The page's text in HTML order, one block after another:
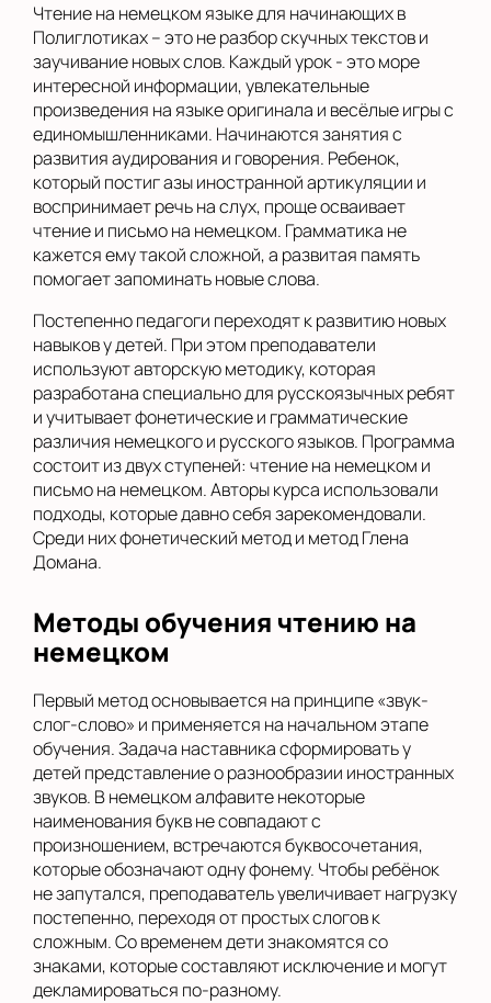
Чтение на немецком языке для начинающих в
Полиглотиках – это не разбор скучных текстов и
заучивание новых слов. Каждый урок - это море
интересной информации, увлекательные
произведения на языке оригинала и весёлые игры с
единомышленниками. Начинаются занятия с
развития аудирования и говорения. Ребенок,
который постиг азы иностранной артикуляции и
воспринимает речь на слух, проще осваивает
чтение и письмо на немецком. Грамматика не
кажется ему такой сложной, а развитая память
помогает запоминать новые слова.
Постепенно педагоги переходят к развитию новых
навыков у детей. При этом преподаватели
используют авторскую методику, которая
разработана специально для русскоязычных ребят
и учитывает фонетические и грамматические
различия немецкого и русского языков. Программа
состоит из двух ступеней: чтение на немецком и
письмо на немецком. Авторы курса использовали
подходы, которые давно себя зарекомендовали.
Среди них фонетический метод и метод Глена
Домана.
Методы обучения чтению на
немецком
Первый метод основывается на принципе «звук-
слог-слово» и применяется на начальном этапе
обучения. Задача наставника сформировать у
детей представление о разнообразии иностранных
звуков. В немецком алфавите некоторые
наименования букв не совпадают с
произношением, встречаются буквосочетания,
которые обозначают одну фонему. Чтобы ребёнок
не запутался, преподаватель увеличивает нагрузку
постепенно, переходя от простых слогов к
сложным. Со временем дети знакомятся со
знаками, которые составляют исключение и могут
декламироваться по-разному.